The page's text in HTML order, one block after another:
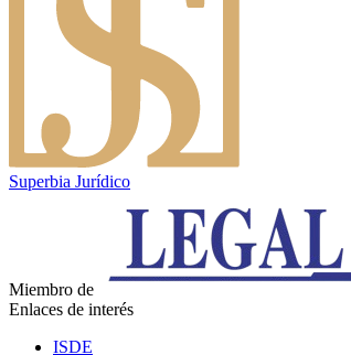
Superbia Jurídico
Miembro de
Enlaces de interés
ISDE